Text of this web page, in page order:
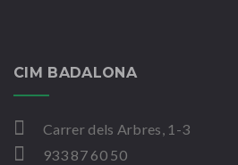
CIM BADALONA
Carrer dels Arbres, 1-3
933 87 60 50